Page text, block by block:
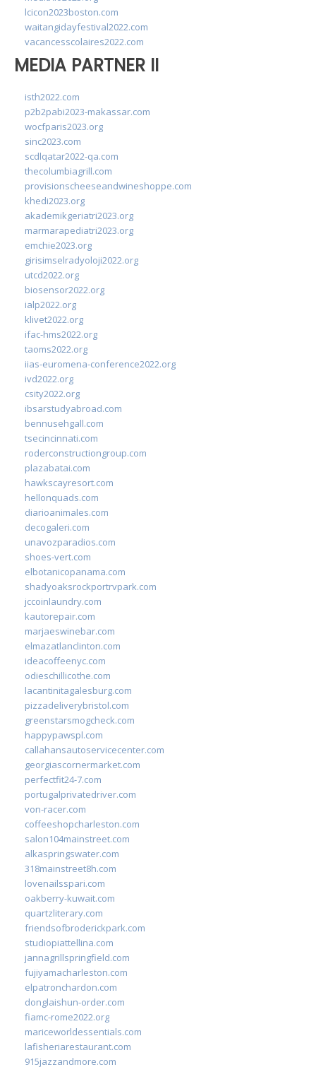
lcicon2023boston.com
waitangidayfestival2022.com
vacancesscolaires2022.com
MEDIA PARTNER II
isth2022.com
p2b2pabi2023-makassar.com
wocfparis2023.org
sinc2023.com
scdlqatar2022-qa.com
thecolumbiagrill.com
provisionscheeseandwineshoppe.com
khedi2023.org
akademikgeriatri2023.org
marmarapediatri2023.org
emchie2023.org
girisimselradyoloji2022.org
utcd2022.org
biosensor2022.org
ialp2022.org
klivet2022.org
ifac-hms2022.org
taoms2022.org
iias-euromena-conference2022.org
ivd2022.org
csity2022.org
ibsarstudyabroad.com
bennusehgall.com
tsecincinnati.com
roderconstructiongroup.com
plazabatai.com
hawkscayresort.com
hellonquads.com
diarioanimales.com
decogaleri.com
unavozparadios.com
shoes-vert.com
elbotanicopanama.com
shadyoaksrockportrvpark.com
jccoinlaundry.com
kautorepair.com
marjaeswinebar.com
elmazatlanclinton.com
ideacoffeenyc.com
odieschillicothe.com
lacantinitagalesburg.com
pizzadeliverybristol.com
greenstarsmogcheck.com
happypawspl.com
callahansautoservicecenter.com
georgiascornermarket.com
perfectfit24-7.com
portugalprivatedriver.com
von-racer.com
coffeeshopcharleston.com
salon104mainstreet.com
alkaspringswater.com
318mainstreet8h.com
lovenailsspari.com
oakberry-kuwait.com
quartzliterary.com
friendsofbroderickpark.com
studiopiattellina.com
jannagrillspringfield.com
fujiyamacharleston.com
elpatronchardon.com
donglaishun-order.com
fiamc-rome2022.org
mariceworldessentials.com
lafisheriarestaurant.com
915jazzandmore.com